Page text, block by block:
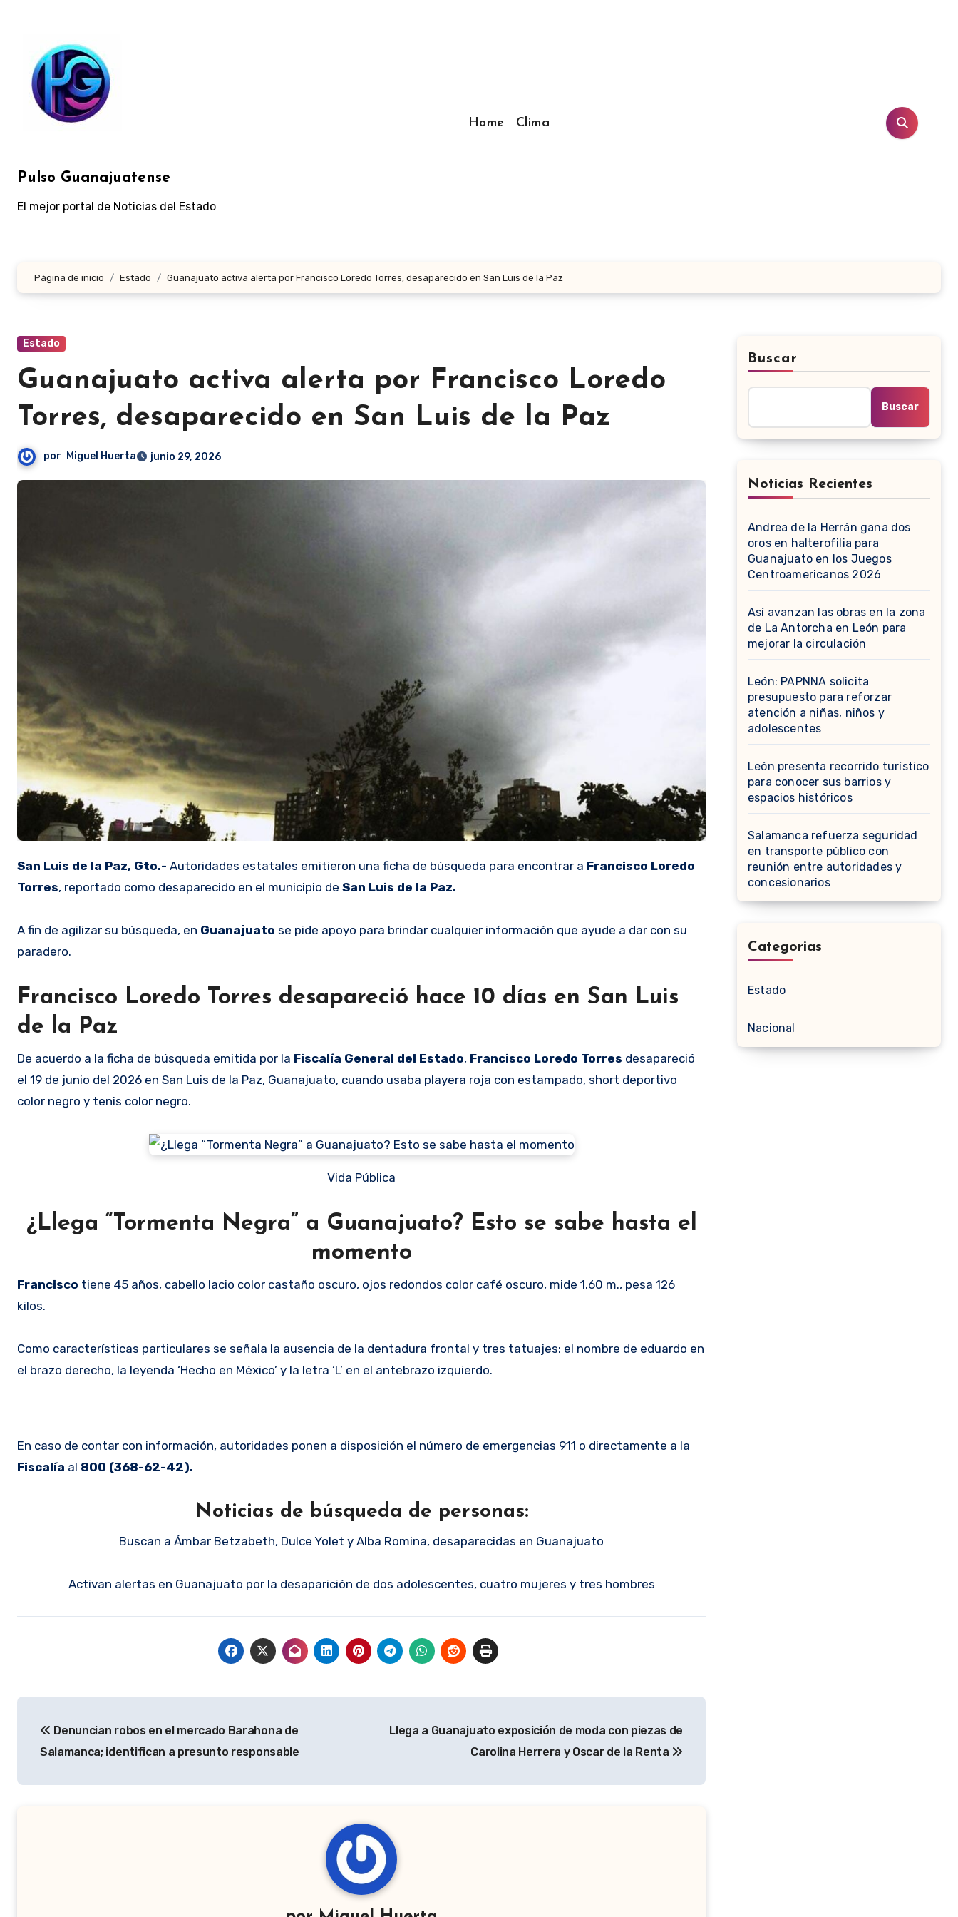
contenido
Pulso Guanajuatense
El mejor portal de Noticias del Estado
Home Clima
Página de inicio Estado Guanajuato activa alerta por Francisco Loredo Torres, desaparecido en San Luis de la Paz
Estado
Guanajuato activa alerta por Francisco Loredo
Torres, desaparecido en San Luis de la Paz
por Miguel Huerta junio 29, 2026
San Luis de la Paz, Gto.- Autoridades estatales emitieron una ficha de búsqueda para encontrar a Francisco Loredo
Torres, reportado como desaparecido en el municipio de San Luis de la Paz.
A fin de agilizar su búsqueda, en Guanajuato se pide apoyo para brindar cualquier información que ayude a dar con su
paradero.
Francisco Loredo Torres desapareció hace 10 días en San Luis
de la Paz
De acuerdo a la ficha de búsqueda emitida por la Fiscalía General del Estado, Francisco Loredo Torres desapareció
el 19 de junio del 2026 en San Luis de la Paz, Guanajuato, cuando usaba playera roja con estampado, short deportivo
color negro y tenis color negro.
Vida Pública
¿Llega “Tormenta Negra” a Guanajuato? Esto se sabe hasta el
momento
Francisco tiene 45 años, cabello lacio color castaño oscuro, ojos redondos color café oscuro, mide 1.60 m., pesa 126
kilos.
Como características particulares se señala la ausencia de la dentadura frontal y tres tatuajes: el nombre de eduardo en
el brazo derecho, la leyenda ‘Hecho en México’ y la letra ‘L’ en el antebrazo izquierdo.
En caso de contar con información, autoridades ponen a disposición el número de emergencias 911 o directamente a la
Fiscalía al 800 (368-62-42).
Noticias de búsqueda de personas:
Buscan a Ámbar Betzabeth, Dulce Yolet y Alba Romina, desaparecidas en Guanajuato
Activan alertas en Guanajuato por la desaparición de dos adolescentes, cuatro mujeres y tres hombres
de
Denuncian robos en el mercado Barahona de
Salamanca; identifican a presunto responsable
Llega a Guanajuato exposición de moda con piezas de
Carolina Herrera y Oscar de la Renta
Buscar
Buscar
Noticias Recientes
Andrea de la Herrán gana dos
oros en halterofilia para
Guanajuato en los Juegos
Centroamericanos 2026
Así avanzan las obras en la zona
de La Antorcha en León para
mejorar la circulación
León: PAPNNA solicita
presupuesto para reforzar
atención a niñas, niños y
adolescentes
León presenta recorrido turístico
para conocer sus barrios y
espacios históricos
Salamanca refuerza seguridad
en transporte público con
reunión entre autoridades y
concesionarios
Categorias
Estado
Nacional